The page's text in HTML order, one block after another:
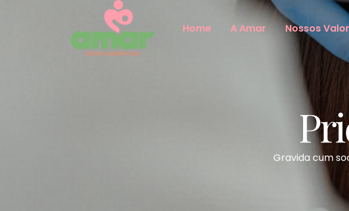
Home A Amar Nossos
Gravida cum